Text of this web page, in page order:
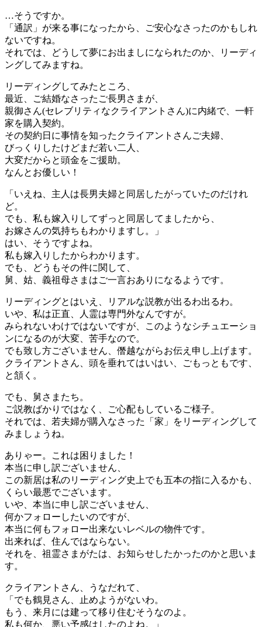
…そうですか。
「通訳」が来る事になったから、ご安心なさったのかもしれ
ないですね。
それでは、どうして夢にお出ましになられたのか、リーディ
ングしてみますね。
リーディングしてみたところ、
最近、ご結婚なさったご長男さまが、
親御さん(セレブリティなクライアントさん)に内緒で、一軒
家を購入契約。
その契約日に事情を知ったクライアントさんご夫婦、
びっくりしたけどまだ若い二人、
大変だからと頭金をご援助。
なんとお優しい！
「いえね、主人は長男夫婦と同居したがっていたのだけれ
ど。
でも、私も嫁入りしてずっと同居してましたから、
お嫁さんの気持ちもわかりますし。」
はい、そうですよね。
私も嫁入りしたからわかります。
でも、どうもその件に関して、
舅、姑、義祖母さまはご一言おありになるようです。
リーディングとはいえ、リアルな説教が出るわ出るわ。
いや、私は正直、人霊は専門外なんですが。
みられないわけではないですが、このようなシチュエーショ
ンになるのが大変、苦手なので。
でも致し方ございません、僭越ながらお伝え申し上げます。
クライアントさん、頭を垂れてはいはい、ごもっともです、
と頷く。
でも、舅さまたち。
ご説教ばかりではなく、ご心配もしているご様子。
それでは、若夫婦が購入なさった「家」をリーディングして
みましょうね。
ありゃー。これは困りました！
本当に申し訳ございません、
この新居は私のリーディング史上でも五本の指に入るかも、
くらい最悪でございます。
いや、本当に申し訳ございません、
何かフォローしたいのですが、
本当に何もフォロー出来ないレベルの物件です。
出来れば、住んではならない。
それを、祖霊さまがたは、お知らせしたかったのかと思いま
す。
クライアントさん、うなだれて、
「でも鶴見さん、止めようがないわ。
もう、来月には建って移り住むそうなのよ。
私も何か、悪い予感はしたのよね。」